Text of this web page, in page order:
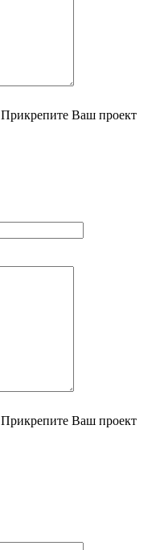
Прикрепите Ваш проект
Прикрепите Ваш проект